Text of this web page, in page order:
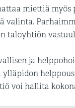
miettiä
valinta.
taloyhtiön
ja
voi hallita